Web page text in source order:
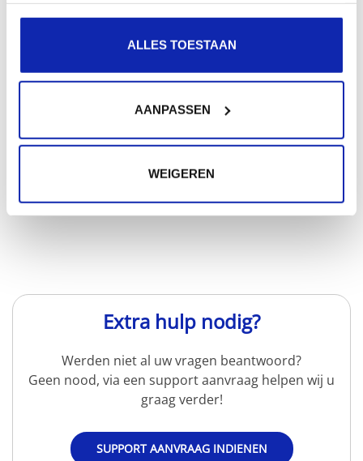
ALLES TOESTAAN
AANPASSEN
WEIGEREN
Hoe gebruik ik SSH?
machines te...
Meer lezen
Extra hulp nodig?
Werden niet al uw vragen beantwoord?
Geen nood, via een support aanvraag helpen wij u
graag verder!
SUPPORT AANVRAAG INDIENEN